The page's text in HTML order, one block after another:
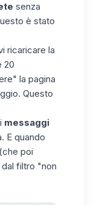
senza
è stato
ricaricare la
20
la pagina
Questo
messaggi
E quando
poi
filtro "non